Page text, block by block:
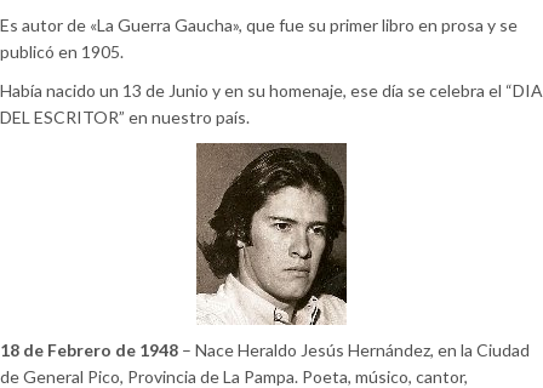
Es autor de «La Guerra Gaucha», que fue su primer libro en prosa y se
publicó en 1905.
Había nacido un 13 de Junio y en su homenaje, ese día se celebra el “DIA
DEL ESCRITOR” en nuestro país.
18 de Febrero de 1948 – Nace Heraldo Jesús Hernández, en la Ciudad
de General Pico, Provincia de La Pampa. Poeta, músico, cantor,